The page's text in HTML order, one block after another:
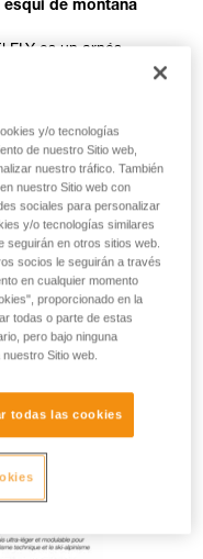
de montaña
FLY es un arnés
Práctico, se
amovibles del
el confort y la
portatornillos
al alcance de la
y/o tecnologías
de nuestro Sitio web,
nuestro tráfico. También
nuestro Sitio web con
sociales para personalizar
y/o tecnologías similares
seguirán en otros sitios web.
socios le seguirán a través
en cualquier momento
proporcionado en la
todas o parte de estas
pero bajo ninguna
Sitio web.
todas las cookies